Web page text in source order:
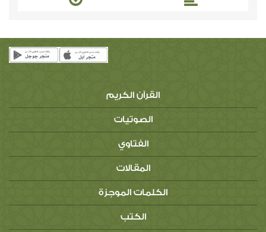
القرآن الكريم
الصوتيات
الفتاوي
المقالات
الكلمات الموجزة
الكتب